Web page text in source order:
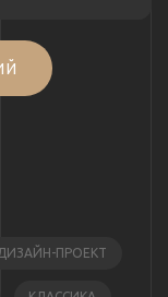
ДИЗАЙН-ПРОЕКТ